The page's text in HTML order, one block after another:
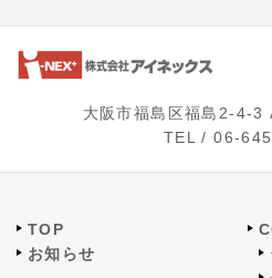
大阪市福島区福島2-4-3
TEL /06-
TOP
お知らせ